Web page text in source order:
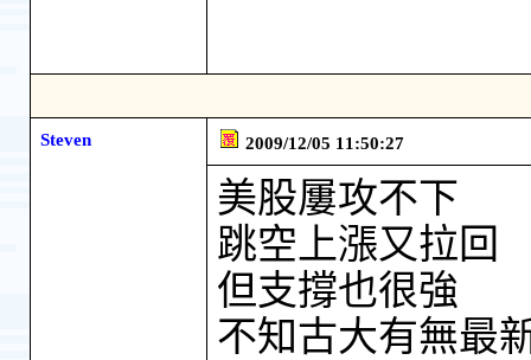
Steven 2009/12/05 11:50:27
美股屢攻不下
跳空上漲又拉回
但支撐也很強
不知古大有無最